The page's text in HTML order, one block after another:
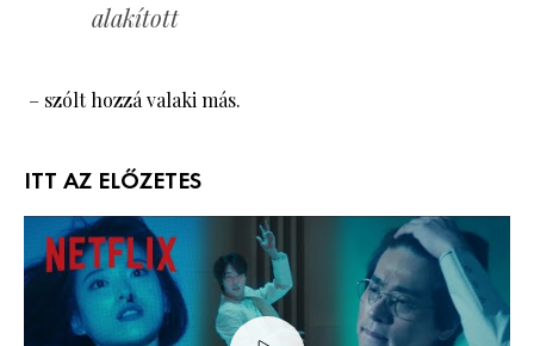
alakított
– szólt hozzá valaki más.
ITT AZ ELŐZETES